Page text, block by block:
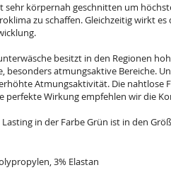
sehr körpernah geschnitten um
zu schaffen. Gleichzeitig wirkt
besitzt in den Regionen
besonders atmungsaktive Bereiche.
Atmungsaktivität. Die nahtlose
perfekte Wirkung empfehlen wir die
in der Farbe Grün ist in den
3% Elastan